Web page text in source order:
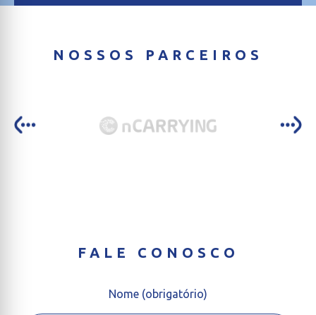
NOSSOS PARCEIROS
FALE CONOSCO
Nome (obrigatório)